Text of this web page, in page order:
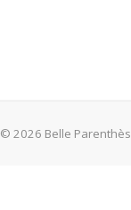
© 2026 Belle